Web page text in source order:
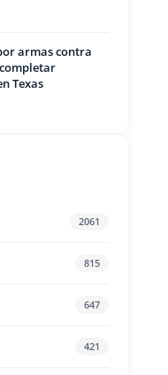
armas contra
Texas
2061
815
647
421